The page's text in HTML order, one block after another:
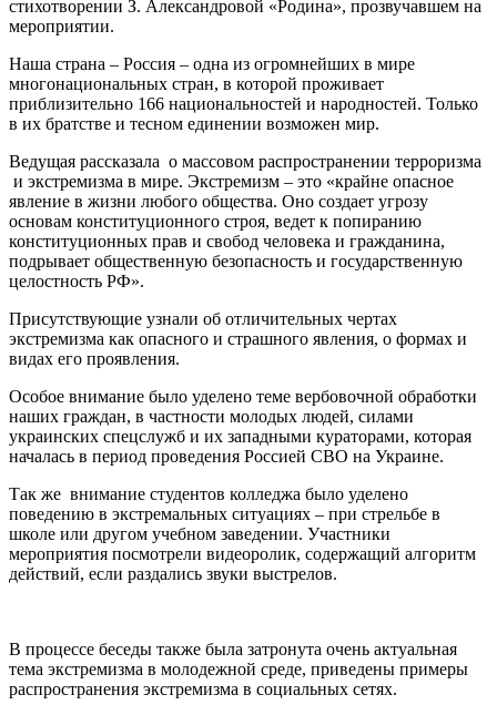
стихотворении З. Александровой «Родина», прозвучавшем на
мероприятии.
Наша страна – Россия – одна из огромнейших в мире
многонациональных стран, в которой проживает
приблизительно 166 национальностей и народностей. Только
в их братстве и тесном единении возможен мир.
Ведущая рассказала о массовом распространении терроризма
и экстремизма в мире. Экстремизм – это «крайне опасное
явление в жизни любого общества. Оно создает угрозу
основам конституционного строя, ведет к попиранию
конституционных прав и свобод человека и гражданина,
подрывает общественную безопасность и государственную
целостность РФ».
Присутствующие узнали об отличительных чертах
экстремизма как опасного и страшного явления, о формах и
видах его проявления.
Особое внимание было уделено теме вербовочной обработки
наших граждан, в частности молодых людей, силами
украинских спецслужб и их западными кураторами, которая
началась в период проведения Россией СВО на Украине.
Так же внимание студентов колледжа было уделено
поведению в экстремальных ситуациях – при стрельбе в
школе или другом учебном заведении. Участники
мероприятия посмотрели видеоролик, содержащий алгоритм
действий, если раздались звуки выстрелов.
В процессе беседы также была затронута очень актуальная
тема экстремизма в молодежной среде, приведены примеры
распространения экстремизма в социальных сетях.